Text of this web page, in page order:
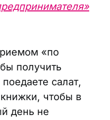
«по
получить
салат,
чтобы в
день не